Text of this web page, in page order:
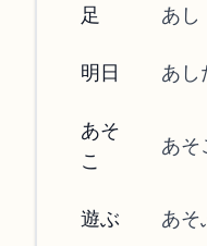
足 あし
明日 あし
あそ
こ
あそ
遊ぶ あそ